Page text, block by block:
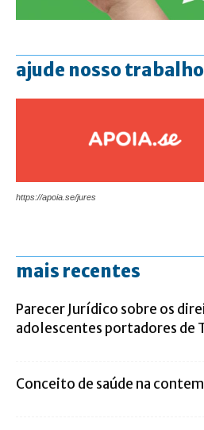
ajude nosso
https://apoia.se/jures
mais recentes
Parecer Jurídico sobre os
adolescentes portadores de
Conceito de saúde na